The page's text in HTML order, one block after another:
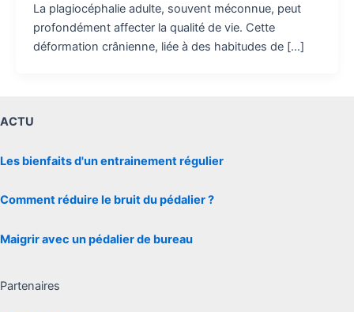
La plagiocéphalie adulte, souvent méconnue, peut
profondément affecter la qualité de vie. Cette
déformation crânienne, liée à des habitudes de […]
ACTU
Les bienfaits d'un entrainement régulier
Comment réduire le bruit du pédalier ?
Maigrir avec un pédalier de bureau
Partenaires